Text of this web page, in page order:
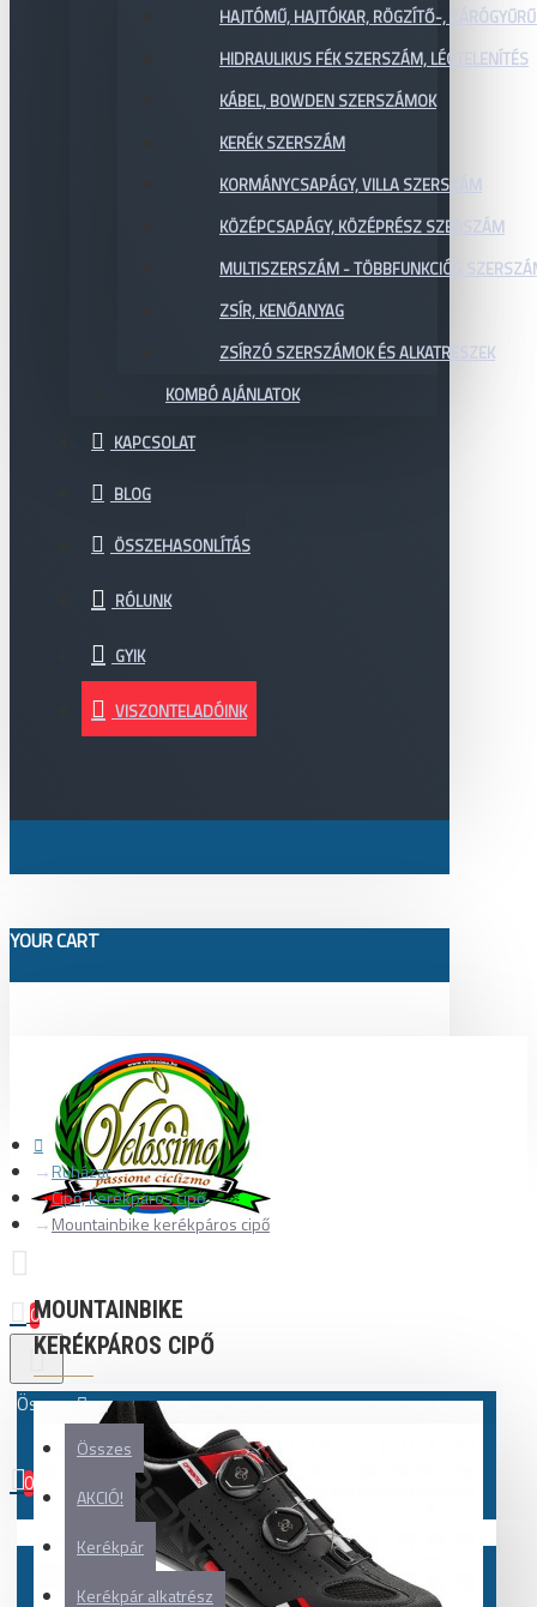
HAJTÓMŰ, HAJTÓKAR, RÖGZÍTŐ-,
HIDRAULIKUS FÉK SZERSZÁM, LÉGTELENÍTÉS
KÁBEL, BOWDEN SZERSZÁMOK
KERÉK SZERSZÁM
KORMÁNYCSAPÁGY, VILLA SZERSZÁM
KÖZÉPCSAPÁGY, KÖZÉPRÉSZ SZERSZÁM
MULTISZERSZÁM - TÖBBFUNKCIÓS
ZSÍR, KENŐANYAG
ZSÍRZÓ SZERSZÁMOK ÉS ALKATRÉSZEK
KOMBÓ AJÁNLATOK
KAPCSOLAT
BLOG
ÖSSZEHASONLÍTÁS
RÓLUNK
GYIK
VISZONTELADÓINK
YOUR CART
0
Összes
Összes
AKCIÓ!
Kerékpár
Kerékpár alkatrész
0
Az Ön kosara üres!
Ruházat
Cipő, kerékpáros cipő
Mountainbike kerékpáros cipő
MOUNTAINBIKE
KERÉKPÁROS CIPŐ